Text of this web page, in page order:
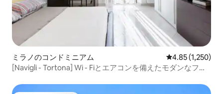
ミラノのコンドミニアム レビュー1,250
4.85 (1,250)
[Navigli - Tortona] Wi - Fiとエアコンを備えたモダンなフラ